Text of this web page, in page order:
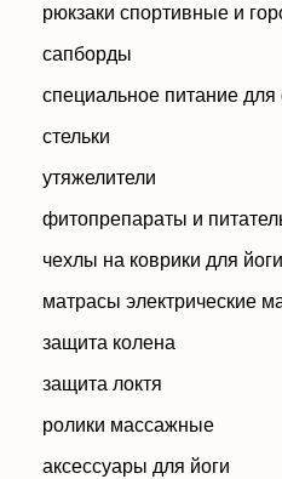
рюкзаки спортивные и
сапборды
специальное питание для
стельки
утяжелители
фитопрепараты и
чехлы на коврики для йоги
матрасы электрические
защита колена
защита локтя
ролики массажные
аксессуары для йоги